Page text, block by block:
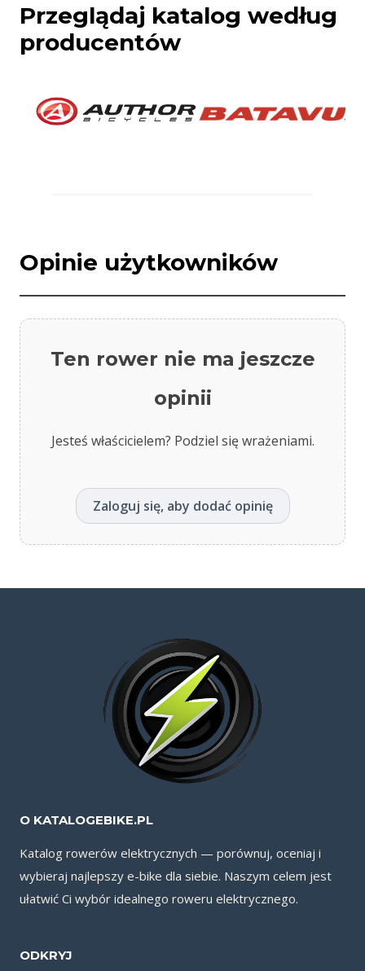
Przeglądaj katalog według
producentów
Opinie użytkowników
Ten rower nie ma jeszcze
opinii
Jesteś właścicielem? Podziel się wrażeniami.
Zaloguj się, aby dodać opinię
O KATALOGEBIKE.PL
Katalog rowerów elektrycznych — porównuj, oceniaj i
wybieraj najlepszy e-bike dla siebie. Naszym celem jest
ułatwić Ci wybór idealnego roweru elektrycznego.
ODKRYJ